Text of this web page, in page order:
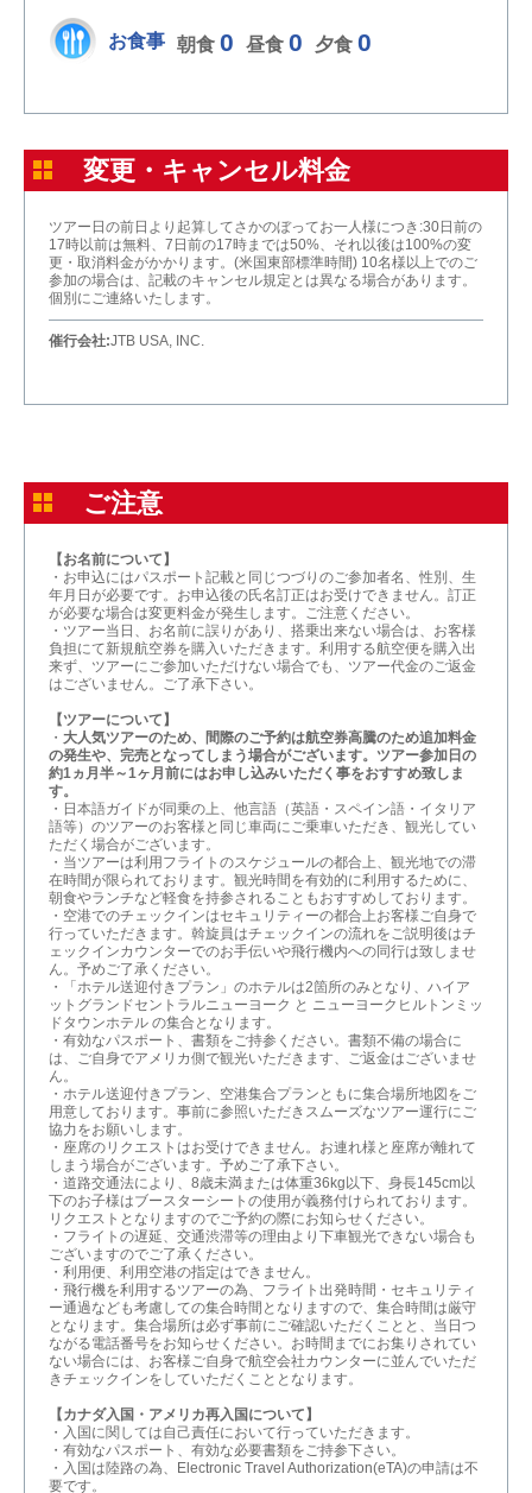
お食事 朝食 0 昼食 0 夕食 0
変更・キャンセル料金
ツアー日の前日より起算してさかのぼってお一人様につき:30日前の
17時以前は無料、7日前の17時までは50%、それ以後は100%の変
更・取消料金がかかります。(米国東部標準時間) 10名様以上でのご
参加の場合は、記載のキャンセル規定とは異なる場合があります。
個別にご連絡いたします。
催行会社:JTB USA, INC.
ご注意
【お名前について】
・お申込にはパスポート記載と同じつづりのご参加者名、性別、生
年月日が必要です。お申込後の氏名訂正はお受けできません。訂正
が必要な場合は変更料金が発生します。ご注意ください。
・ツアー当日、お名前に誤りがあり、搭乗出来ない場合は、お客様
負担にて新規航空券を購入いただきます。利用する航空便を購入出
来ず、ツアーにご参加いただけない場合でも、ツアー代金のご返金
はございません。ご了承下さい。
【ツアーについて】
・ 大人気ツアーのため、間際のご予約は航空券高騰のため追加料金
の発生や、完売となってしまう場合がございます。ツアー参加日の
約1ヵ月半～1ヶ月前にはお申し込みいただく事をおすすめ致しま
す。
・日本語ガイドが同乗の上、他言語（英語・スペイン語・イタリア
語等）のツアーのお客様と同じ車両にご乗車いただき、観光してい
ただく場合がございます。
・当ツアーは利用フライトのスケジュールの都合上、観光地での滞
在時間が限られております。観光時間を有効的に利用するために、
朝食やランチなど軽食を持参されることもおすすめしております。
・空港でのチェックインはセキュリティーの都合上お客様ご自身で
行っていただきます。斡旋員はチェックインの流れをご説明後はチ
ェックインカウンターでのお手伝いや飛行機内への同行は致しませ
ん。予めご了承ください。
・「ホテル送迎付きプラン」のホテルは2箇所のみとなり、ハイア
ットグランドセントラルニューヨーク と ニューヨークヒルトンミッ
ドタウンホテル の集合となります。
・有効なパスポート、書類をご持参ください。書類不備の場合に
は、ご自身でアメリカ側で観光いただきます、ご返金はございませ
ん。
・ホテル送迎付きプラン、空港集合プランともに集合場所地図をご
用意しております。事前に参照いただきスムーズなツアー運行にご
協力をお願いします。
・座席のリクエストはお受けできません。お連れ様と座席が離れて
しまう場合がございます。予めご了承下さい。
・道路交通法により、8歳未満または体重36kg以下、身長145cm以
下のお子様はブースターシートの使用が義務付けられております。
リクエストとなりますのでご予約の際にお知らせください。
・フライトの遅延、交通渋滞等の理由より下車観光できない場合も
ございますのでご了承ください。
・利用便、利用空港の指定はできません。
・飛行機を利用するツアーの為、フライト出発時間・セキュリティ
ー通過なども考慮しての集合時間となりますので、集合時間は厳守
となります。集合場所は必ず事前にご確認いただくことと、当日つ
ながる電話番号をお知らせください。お時間までにお集りされてい
ない場合には、お客様ご自身で航空会社カウンターに並んでいただ
きチェックインをしていただくこととなります。
【カナダ入国・アメリカ再入国について】
・入国に関しては自己責任において行っていただきます。
・有効なパスポート、有効な必要書類をご持参下さい。
・入国は陸路の為、Electronic Travel Authorization(eTA)の申請は不
要です。